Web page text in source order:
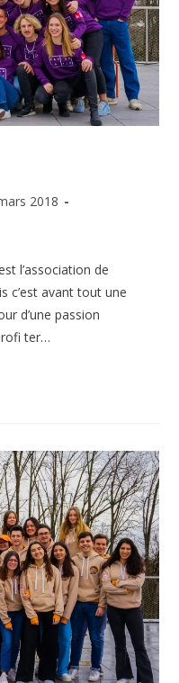
2018
l’association de
c’est avant tout une
d’une passion
ter…